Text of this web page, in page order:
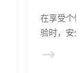
在享受个
验时，安